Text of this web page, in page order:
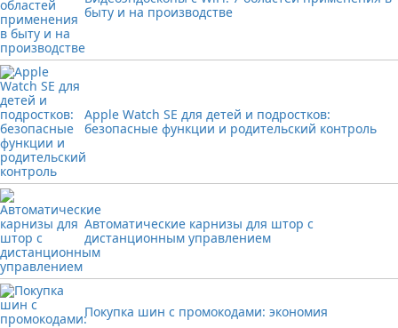
быту и на производстве
Apple Watch SE для детей и подростков:
безопасные функции и родительский контроль
Автоматические карнизы для штор с
дистанционным управлением
Покупка шин с промокодами: экономия